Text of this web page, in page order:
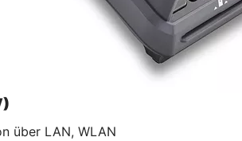
über LAN, WLAN